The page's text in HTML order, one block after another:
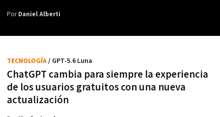
PorDaniel Alberti
ChatGPT cambia para siempre la experiencia
de los usuarios gratuitos con una nueva
actualización
TECNOLOGÍA/ GPT-5.6 Luna